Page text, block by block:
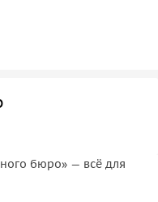
бюро» — всё для